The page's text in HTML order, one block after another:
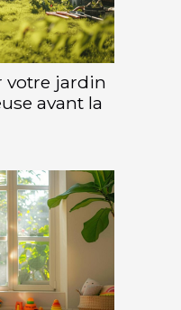
votre jardin
avant la